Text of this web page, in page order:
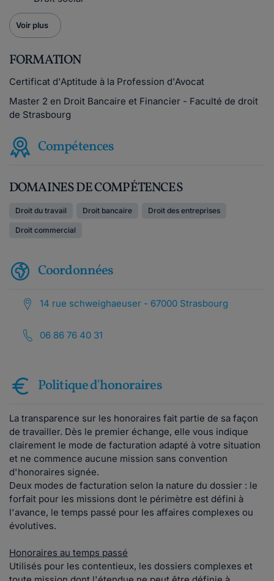
Voir plus
FORMATION
Certificat d'Aptitude à la Profession d'Avocat
Master 2 en Droit Bancaire et Financier - Faculté de droit
de Strasbourg
Compétences
DOMAINES DE COMPÉTENCES
Droit du travail Droit bancaire Droit des entreprises
Droit commercial
Coordonnées
14 rue schweighaeuser - 67000 Strasbourg
06 86 76 40 31
Politique d'honoraires
La transparence sur les honoraires fait partie de sa façon
de travailler. Dès le premier échange, elle vous indique
clairement le mode de facturation adapté à votre situation
et ne commence aucune mission sans convention
d'honoraires signée.
Deux modes de facturation selon la nature du dossier : le
forfait pour les missions dont le périmètre est défini à
l'avance, le temps passé pour les affaires complexes ou
évolutives.
Honoraires au temps passé
Utilisés pour les contentieux, les dossiers complexes et